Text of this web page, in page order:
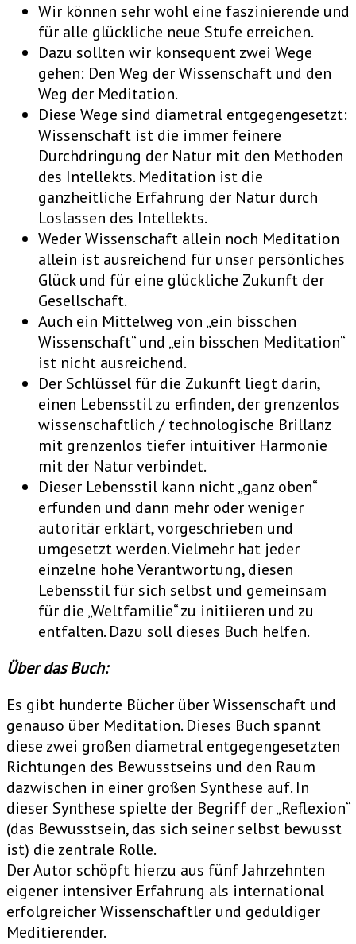
Wir können sehr wohl eine faszinierende und
für alle glückliche neue Stufe erreichen.
Dazu sollten wir konsequent zwei Wege
gehen: Den Weg der Wissenschaft und den
Weg der Meditation.
Diese Wege sind diametral entgegengesetzt:
Wissenschaft ist die immer feinere
Durchdringung der Natur mit den Methoden
des Intellekts. Meditation ist die
ganzheitliche Erfahrung der Natur durch
Loslassen des Intellekts.
Weder Wissenschaft allein noch Meditation
allein ist ausreichend für unser persönliches
Glück und für eine glückliche Zukunft der
Gesellschaft.
Auch ein Mittelweg von „ein bisschen
Wissenschaft“ und „ein bisschen Meditation“
ist nicht ausreichend.
Der Schlüssel für die Zukunft liegt darin,
einen Lebensstil zu erfinden, der grenzenlos
wissenschaftlich / technologische Brillanz
mit grenzenlos tiefer intuitiver Harmonie
mit der Natur verbindet.
Dieser Lebensstil kann nicht „ganz oben“
erfunden und dann mehr oder weniger
autoritär erklärt, vorgeschrieben und
umgesetzt werden. Vielmehr hat jeder
einzelne hohe Verantwortung, diesen
Lebensstil für sich selbst und gemeinsam
für die „Weltfamilie“ zu initiieren und zu
entfalten. Dazu soll dieses Buch helfen.
Über das Buch:
Es gibt hunderte Bücher über Wissenschaft und
genauso über Meditation. Dieses Buch spannt
diese zwei großen diametral entgegengesetzten
Richtungen des Bewusstseins und den Raum
dazwischen in einer großen Synthese auf. In
dieser Synthese spielte der Begriff der „Reflexion“
(das Bewusstsein, das sich seiner selbst bewusst
ist) die zentrale Rolle.
Der Autor schöpft hierzu aus fünf Jahrzehnten
eigener intensiver Erfahrung als international
erfolgreicher Wissenschaftler und geduldiger
Meditierender.